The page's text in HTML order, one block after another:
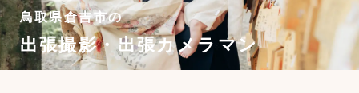
鳥取県倉吉市の
出張撮影・出張カメラマン